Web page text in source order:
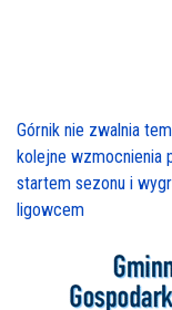
Górnik nie zwalnia
kolejne wzmocnienia
startem sezonu i
ligowcem